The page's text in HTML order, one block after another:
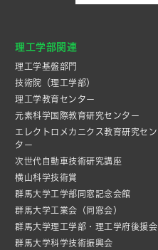
理工学部関連
理工学基盤部門
技術院（理工学部）
理工学教育センター
元素科学国際教育研究センター
エレクトロメカニクス教育研究セン
ター
次世代自動車技術研究講座
横山科学技術賞
群馬大学工学部同窓記念会館
群馬大学工業会（同窓会）
群馬大学理工学部・理工学府後援会
群馬大学科学技術振興会